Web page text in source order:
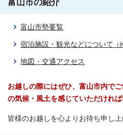
富山市の紹介
富山市勢要覧
宿泊施設・観光などについて
地図・交通アクセス
お越しの際にはぜひ、富山市内で
の気候・風土を感じていただければ
皆様のお越しを心よりお待ち申し上